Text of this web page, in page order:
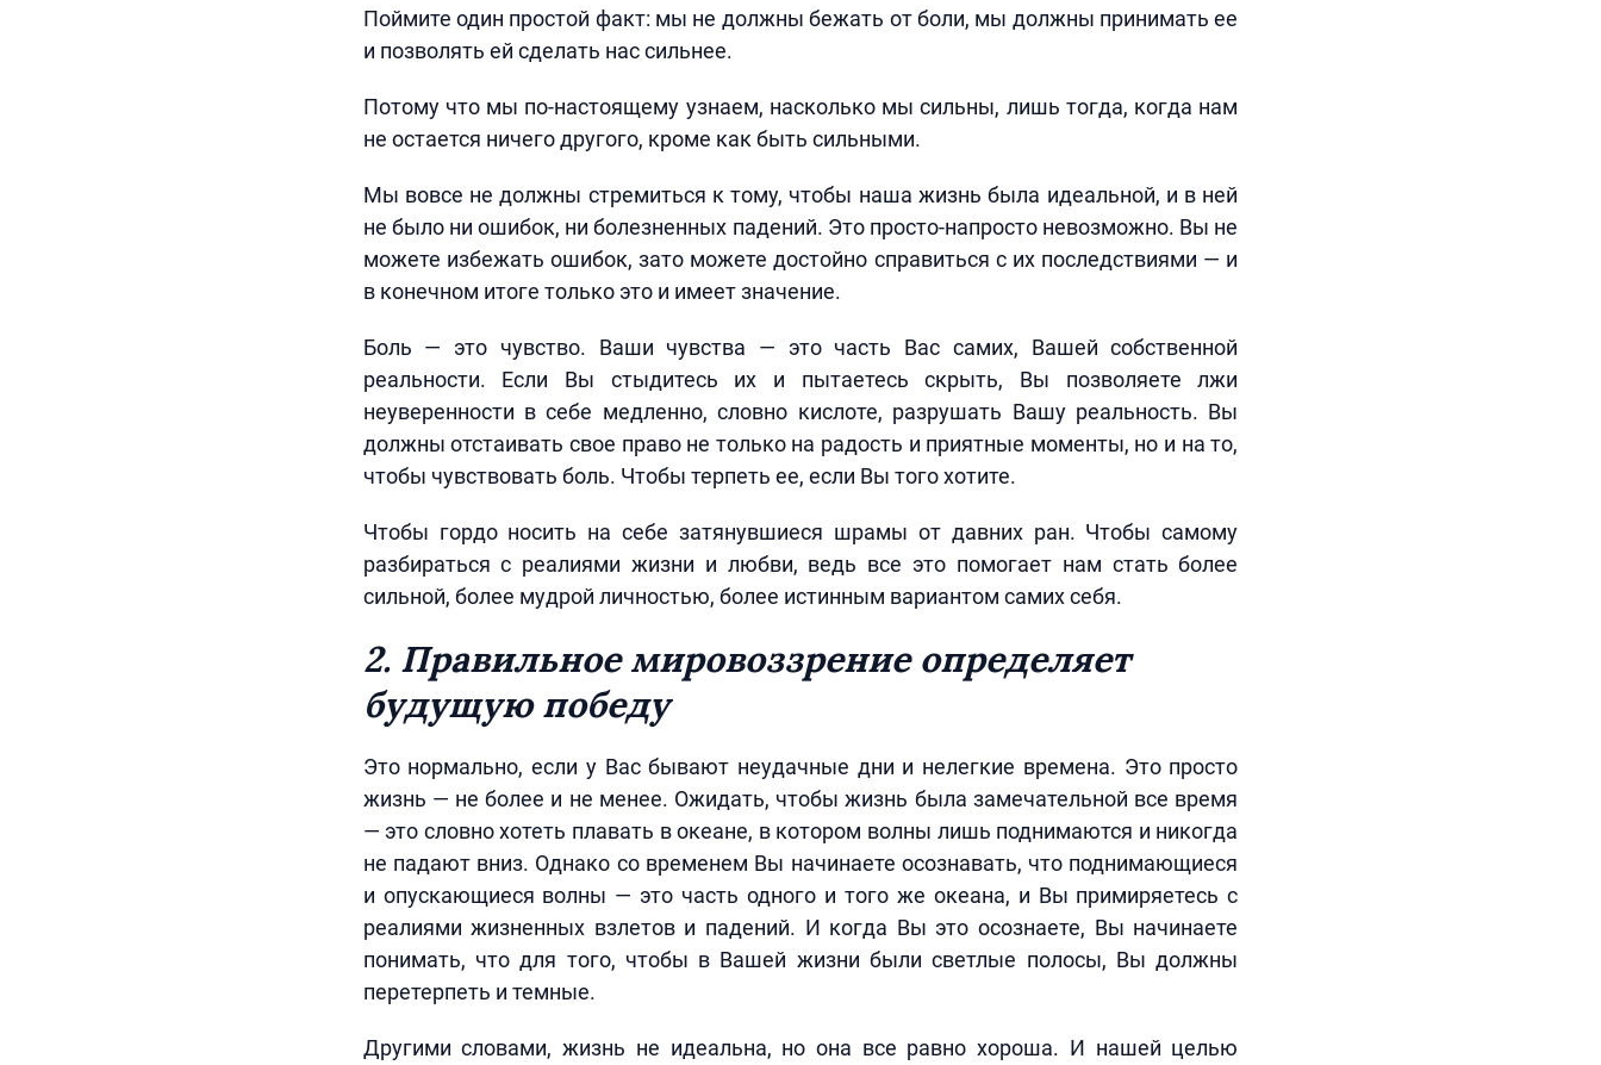
Поймите один простой факт: мы не должны бежать от боли, мы должны принимать ее
и позволять ей сделать нас сильнее.
Потому что мы по-настоящему узнаем, насколько мы сильны, лишь тогда, когда нам
не остается ничего другого, кроме как быть сильными.
Мы вовсе не должны стремиться к тому, чтобы наша жизнь была идеальной, и в ней
не было ни ошибок, ни болезненных падений. Это просто-напросто невозможно. Вы не
можете избежать ошибок, зато можете достойно справиться с их последствиями — и
в конечном итоге только это и имеет значение.
Боль — это чувство. Ваши чувства — это часть Вас самих, Вашей собственной
реальности. Если Вы стыдитесь их и пытаетесь скрыть, Вы позволяете лжи
неуверенности в себе медленно, словно кислоте, разрушать Вашу реальность. Вы
должны отстаивать свое право не только на радость и приятные моменты, но и на то,
чтобы чувствовать боль. Чтобы терпеть ее, если Вы того хотите.
Чтобы гордо носить на себе затянувшиеся шрамы от давних ран. Чтобы самому
разбираться с реалиями жизни и любви, ведь все это помогает нам стать более
сильной, более мудрой личностью, более истинным вариантом самих себя.
2. Правильное мировоззрение определяет
будущую победу
Это нормально, если у Вас бывают неудачные дни и нелегкие времена. Это просто
жизнь — не более и не менее. Ожидать, чтобы жизнь была замечательной все время
— это словно хотеть плавать в океане, в котором волны лишь поднимаются и никогда
не падают вниз. Однако со временем Вы начинаете осознавать, что поднимающиеся
и опускающиеся волны — это часть одного и того же океана, и Вы примиряетесь с
реалиями жизненных взлетов и падений. И когда Вы это осознаете, Вы начинаете
понимать, что для того, чтобы в Вашей жизни были светлые полосы, Вы должны
перетерпеть и темные.
Другими словами, жизнь не идеальна, но она все равно хороша. И нашей целью